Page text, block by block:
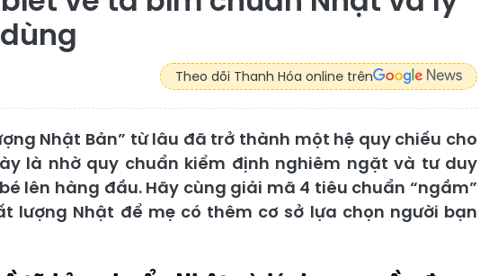
Theo dõi Thanh Hóa online trên
Nhật Bản” từ lâu đã trở thành một hệ quy chiếu cho
là nhờ quy chuẩn kiểm định nghiêm ngặt và tư duy
lên hàng đầu. Hãy cùng giải mã 4 tiêu chuẩn “ngầm”
lượng Nhật để mẹ có thêm cơ sở lựa chọn người bạn